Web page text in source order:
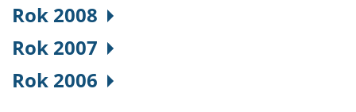
Rok 2008
Rok 2007
Rok 2006